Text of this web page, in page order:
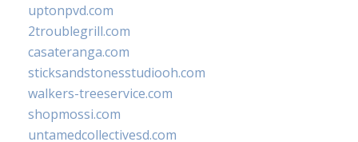
uptonpvd.com
2troublegrill.com
casateranga.com
sticksandstonesstudiooh.com
walkers-treeservice.com
shopmossi.com
untamedcollectivesd.com